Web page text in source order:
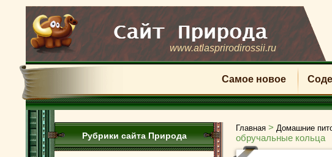
www.atlasprirodirossii.ru
Самое новое
Рубрики сайта Природа
Главная > Домашние
обручальные кольца